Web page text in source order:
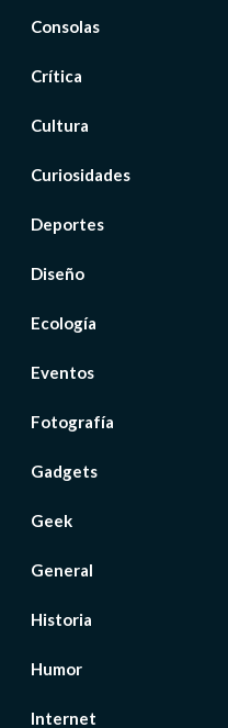
Consolas
Crítica
Cultura
Curiosidades
Deportes
Diseño
Ecología
Eventos
Fotografía
Gadgets
Geek
General
Historia
Humor
Internet